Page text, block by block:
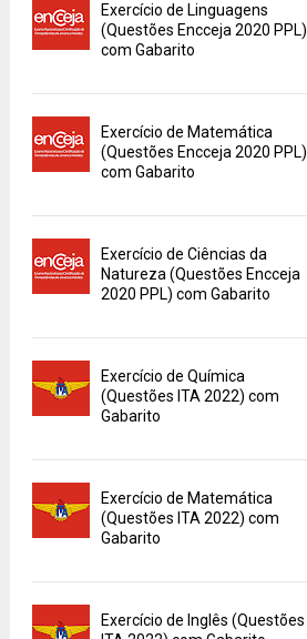
Exercício de Linguagens
(Questões Encceja 2020 PPL)
com Gabarito
Exercício de Matemática
(Questões Encceja 2020 PPL)
com Gabarito
Exercício de Ciências da
Natureza (Questões Encceja
2020 PPL) com Gabarito
Exercício de Química
(Questões ITA 2022) com
Gabarito
Exercício de Matemática
(Questões ITA 2022) com
Gabarito
Exercício de Inglês (Questões